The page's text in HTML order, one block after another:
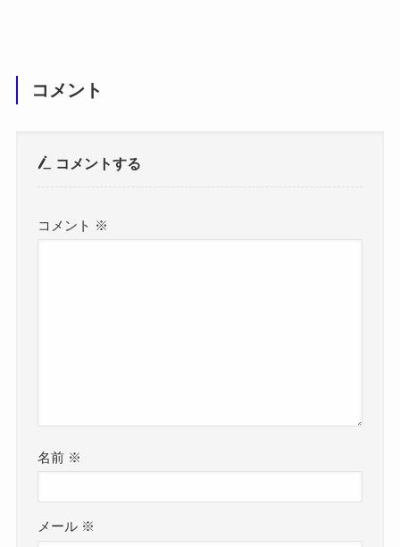
コメント
コメントする
コメント ※
名前 ※
メール ※